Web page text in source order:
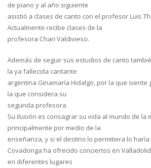
de piano y al año siguiente
asistió a clases de canto con el profesor Luis
Actualmente recibe clases de la
profesora Chari Valdivieso.
Además de seguir sus estudios de canto
la ya fallecida cantante
argentina Ginamaría Hidalgo, por la que siente
la que considera su
segunda profesora.
Su ilusión es consagrar su vida al mundo de la
principalmente por medio de la
enseñanza, y si el destino lo permitiera lo
Covadonga ha ofrecido conciertos en
en diferentes lugares